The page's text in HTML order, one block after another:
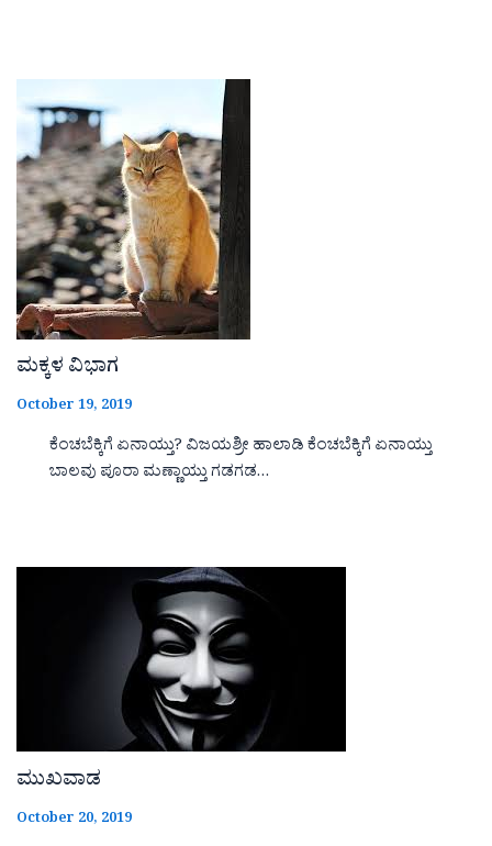
ಮಕ್ಕಳ ವಿಭಾಗ
October 19, 2019
ಕೆಂಚಬೆಕ್ಕಿಗೆ ಏನಾಯ್ತು? ವಿಜಯಶ್ರೀ ಹಾಲಾಡಿ ಕೆಂಚಬೆಕ್ಕಿಗೆ ಏನಾಯ್ತು
ಬಾಲವು ಪೂರಾ ಮಣ್ಣಾಯ್ತು ಗಡಗಡ…
ಮುಖವಾಡ
October 20, 2019